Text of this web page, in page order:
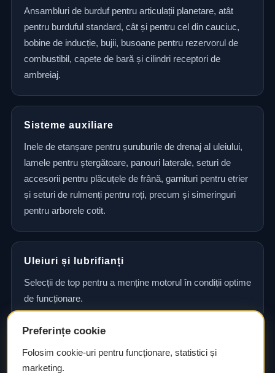
Ansambluri de burduf pentru articulații planetare, atât
pentru burduful standard, cât și pentru cel din cauciuc,
bobine de inducție, bujii, busoane pentru rezervorul de
combustibil, capete de bară și cilindri receptori de
ambreiaj.
Sisteme auxiliare
Inele de etanșare pentru șuruburile de drenaj al uleiului,
lamele pentru ștergătoare, panouri laterale, seturi de
accesorii pentru plăcuțele de frână, garnituri pentru etrier
și seturi de rulmenți pentru roți, precum și simeringuri
pentru arborele cotit.
Uleiuri și lubrifianți
Selecții de top pentru a menține motorul în condiții optime
de funcționare.
Consultanță și asistență tehnică
Consultanță și asistență tehnică pentru alegerea pieselor
Preferințe cookie
Folosim cookie-uri pentru funcționare, statistici și
marketing.